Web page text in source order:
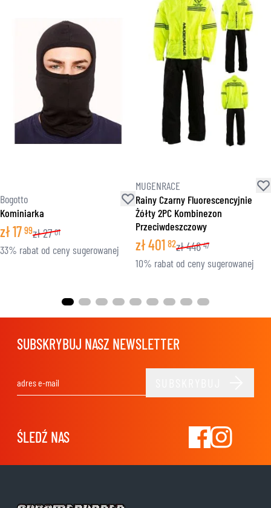
Bogotto
Kominiarka
zł17 99zł27 01
33% rabat od ceny sugerowanej
MUGENRACE
Rainy Czarny Fluorescencyjnie
Żółty 2PC Kombinezon
Przeciwdeszczowy
zł401 82zł446 47
10% rabat od ceny sugerowanej
SUBSKRYBUJ NASZ NEWSLETTER
ŚLEDŹ NAS